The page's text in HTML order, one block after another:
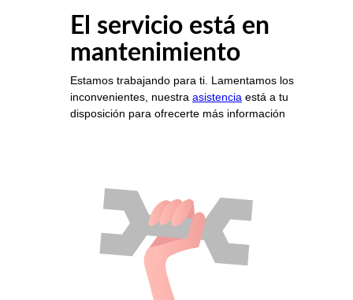
El servicio está en
mantenimiento
Estamos trabajando para ti. Lamentamos los
inconvenientes, nuestra asistencia está a tu
disposición para ofrecerte más información